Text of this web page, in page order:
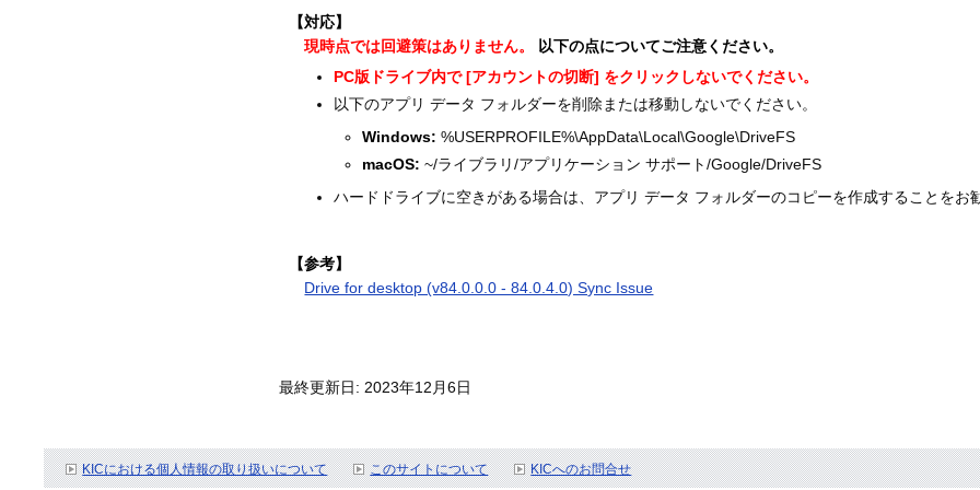
【対応】
現時点では回避策はありません。
以下の点についてご注意ください。
PC版ドライブ内で [アカウントの切断] をクリックしないでください。
以下のアプリ データ フォルダーを削除または移動しないでください。
Windows: %USERPROFILE%\AppData\Local\Google\DriveFS
macOS: ~/ライブラリ/アプリケーション サポート/Google/DriveFS
ハードドライブに空きがある場合は、アプリ データ フォルダーのコピーを作成することをお
【参考】
Drive for desktop (v84.0.0.0 - 84.0.4.0) Sync Issue
最終更新日: 2023年12月6日
KICにおける個人情報の取り扱いについて このサイトについて KICへのお問合せ